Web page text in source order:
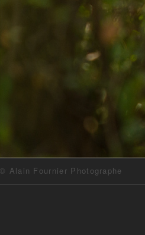
© Alain Fournier Photographe